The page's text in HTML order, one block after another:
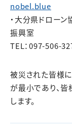
nobel.blue
・大分県ドロー
振興室
TEL：097-506-
被災された皆様
が最小であり、
します。